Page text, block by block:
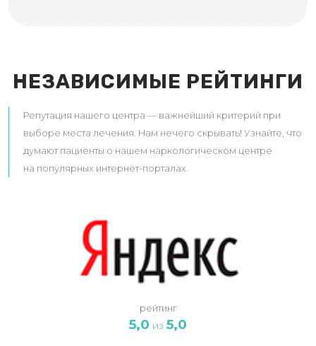
НЕЗАВИСИМЫЕ РЕЙТИНГИ
Репутация нашего центра — важнейший критерий при
выборе места лечения. Нам нечего скрывать! Узнайте, что
думают пациенты о нашем наркологическом центре
на популярных интернет-порталах.
рейтинг
5,0 из 5,0